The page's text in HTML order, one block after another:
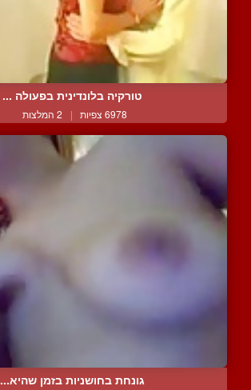
טורקיה בלונדינית בפעולה ...
6978 צפיות | 2 המלצות
גונחת בחושניות בזמן שהיא...